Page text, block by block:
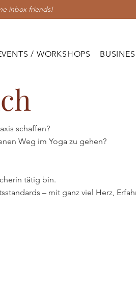
/ WORKSHOPS
inbox friends!
schaffen?
Weg im Yoga zu gehen?
tätig bin.
– mit ganz viel Herz,